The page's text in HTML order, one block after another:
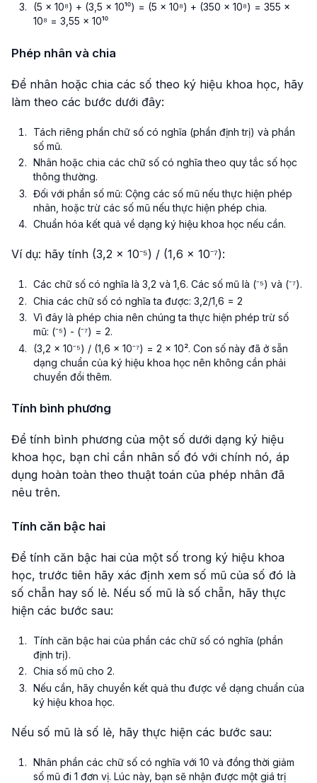
(5 × 10⁸) + (3,5 × 10¹⁰) = (5 × 10⁸) + (350 × 10⁸) = 355 ×
10⁸ = 3,55 × 10¹⁰
Phép nhân và chia
Để nhân hoặc chia các số theo ký hiệu khoa học, hãy
làm theo các bước dưới đây:
Tách riêng phần chữ số có nghĩa (phần định trị) và phần
số mũ.
Nhân hoặc chia các chữ số có nghĩa theo quy tắc số học
thông thường.
Đối với phần số mũ: Cộng các số mũ nếu thực hiện phép
nhân, hoặc trừ các số mũ nếu thực hiện phép chia.
Chuẩn hóa kết quả về dạng ký hiệu khoa học nếu cần.
Ví dụ: hãy tính (3,2 × 10⁻⁵) / (1,6 × 10⁻⁷):
Các chữ số có nghĩa là 3,2 và 1,6. Các số mũ là (⁻⁵) và (⁻⁷).
Chia các chữ số có nghĩa ta được: 3,2/1,6 = 2
Vì đây là phép chia nên chúng ta thực hiện phép trừ số
mũ: (⁻⁵) - (⁻⁷) = 2.
(3,2 × 10⁻⁵) / (1,6 × 10⁻⁷) = 2 × 10². Con số này đã ở sẵn
dạng chuẩn của ký hiệu khoa học nên không cần phải
chuyển đổi thêm.
Tính bình phương
Để tính bình phương của một số dưới dạng ký hiệu
khoa học, bạn chỉ cần nhân số đó với chính nó, áp
dụng hoàn toàn theo thuật toán của phép nhân đã
nêu trên.
Tính căn bậc hai
Để tính căn bậc hai của một số trong ký hiệu khoa
học, trước tiên hãy xác định xem số mũ của số đó là
số chẵn hay số lẻ. Nếu số mũ là số chẵn, hãy thực
hiện các bước sau:
Tính căn bậc hai của phần các chữ số có nghĩa (phần
định trị).
Chia số mũ cho 2.
Nếu cần, hãy chuyển kết quả thu được về dạng chuẩn của
ký hiệu khoa học.
Nếu số mũ là số lẻ, hãy thực hiện các bước sau:
Nhân phần các chữ số có nghĩa với 10 và đồng thời giảm
số mũ đi 1 đơn vị. Lúc này, bạn sẽ nhận được một giá trị